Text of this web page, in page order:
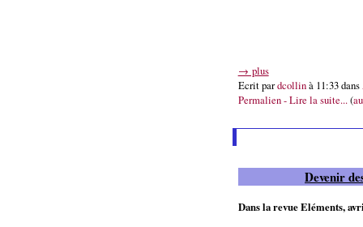
→ plus
Ecrit pardcollinà 11:33 dans
Permalien - Lire la suite...(
Devenir
Dans la revue Eléments,